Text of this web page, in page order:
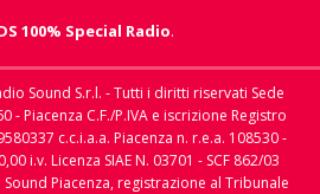
100% Special Radio.
Sound S.r.l. - Tutti i diritti riservati Sede
- Piacenza C.F./P.IVA e iscrizione Registro
c.c.i.a.a. Piacenza n. r.e.a. 108530 -
i.v. Licenza SIAE N. 03701 - SCF 862/03
Piacenza, registrazione al Tribunale